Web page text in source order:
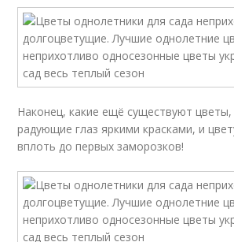
Наконец, какие ещё существуют
радующие глаз яркими красками, и
вплоть до первых заморозков!